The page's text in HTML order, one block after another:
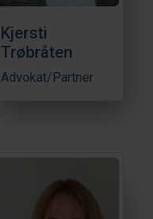
Kjersti
Trøbråten
Advokat/Partner